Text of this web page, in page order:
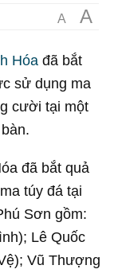
A A
Hóa đã bắt
sử dụng ma
cười tại một
đã bắt quả
túy đá tại
Sơn gồm:
Lê Quốc
Vũ Thượng